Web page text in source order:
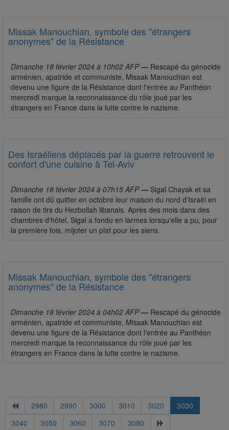
Missak Manouchian, symbole des "étrangers
anonymes" de la Résistance
Dimanche 18 février 2024 à 10h02 AFP — Rescapé du génocide
arménien, apatride et communiste, Missak Manouchian est
devenu une figure de la Résistance dont l'entrée au Panthéon
mercredi marque la reconnaissance du rôle joué par les
étrangers en France dans la lutte contre le nazisme.
Des Israéliens déplacés par la guerre retrouvent le
confort d'une cuisine à Tel-Aviv
Dimanche 18 février 2024 à 07h15 AFP — Sigal Chayak et sa
famille ont dû quitter en octobre leur maison du nord d'Israël en
raison de tirs du Hezbollah libanais. Après des mois dans des
chambres d'hôtel, Sigal a fondu en larmes lorsqu'elle a pu, pour
la première fois, mijoter un plat pour les siens.
Missak Manouchian, symbole des "étrangers
anonymes" de la Résistance
Dimanche 18 février 2024 à 04h02 AFP — Rescapé du génocide
arménien, apatride et communiste, Missak Manouchian est
devenu une figure de la Résistance dont l'entrée au Panthéon
mercredi marque la reconnaissance du rôle joué par les
étrangers en France dans la lutte contre le nazisme.
2980 2990 3000 3010 3020
3030
3040
3050 3060 3070 3080